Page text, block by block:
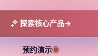
探索核心产品→
预约演示◉